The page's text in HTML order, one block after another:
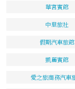
華宮賓館
中里旅社
假期汽車旅館
凱麗賓館
愛之旅商務汽車